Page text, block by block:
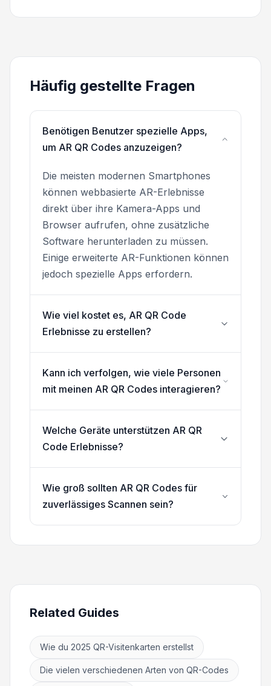
Häufig gestellte Fragen
Benötigen Benutzer spezielle Apps,
um AR QR Codes anzuzeigen?
Die meisten modernen Smartphones
können webbasierte AR-Erlebnisse
direkt über ihre Kamera-Apps und
Browser aufrufen, ohne zusätzliche
Software herunterladen zu müssen.
Einige erweiterte AR-Funktionen können
jedoch spezielle Apps erfordern.
Wie viel kostet es, AR QR Code
Erlebnisse zu erstellen?
Kann ich verfolgen, wie viele Personen
mit meinen AR QR Codes interagieren?
Welche Geräte unterstützen AR QR
Code Erlebnisse?
Wie groß sollten AR QR Codes für
zuverlässiges Scannen sein?
Related Guides
Wie du 2025 QR-Visitenkarten erstellst
Die vielen verschiedenen Arten von QR-Codes